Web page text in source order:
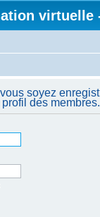
virtuelle
soyez
des membres.